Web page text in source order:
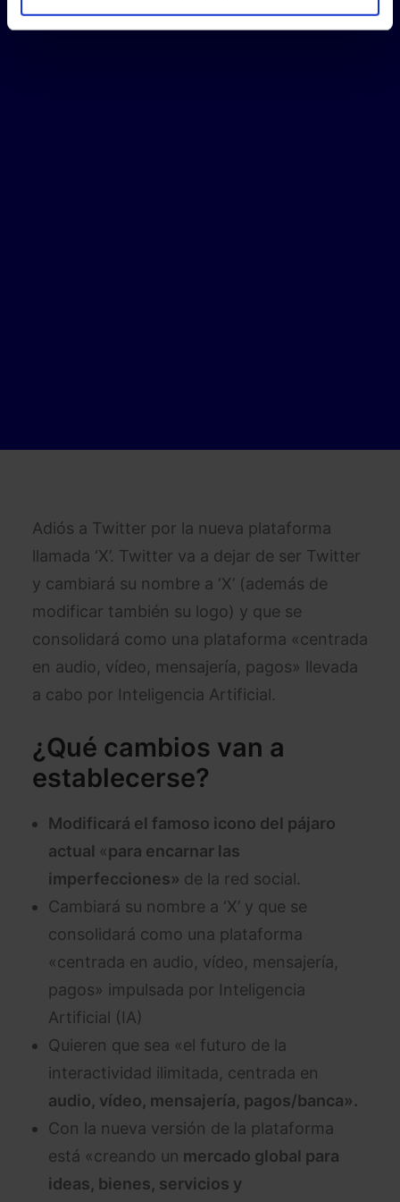
Adiós a Twitter por la nueva plataforma
llamada ‘X’. Twitter va a dejar de ser Twitter
y cambiará su nombre a ‘X’ (además de
modificar también su logo) y que se
consolidará como una plataforma «centrada
en audio, vídeo, mensajería, pagos» llevada
a cabo por Inteligencia Artificial.
¿Qué cambios van a
establecerse?
Modificará el famoso icono del pájaro
actual «para encarnar las
imperfecciones» de la red social.
Cambiará su nombre a ‘X’ y que se
consolidará como una plataforma
«centrada en audio, vídeo, mensajería,
pagos» impulsada por Inteligencia
Artificial (IA)
Quieren que sea «el futuro de la
interactividad ilimitada, centrada en
audio, vídeo, mensajería, pagos/banca».
Con la nueva versión de la plataforma
está «creando un mercado global para
ideas, bienes, servicios y